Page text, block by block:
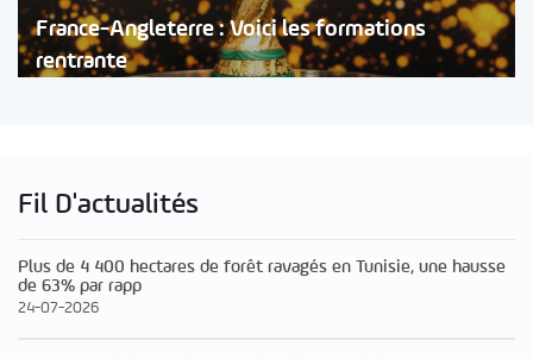
France-Angleterre : Voici les formations
rentrante
Fil D'actualités
Plus de 4 400 hectares de forêt ravagés en Tunisie, une hausse
de 63% par rapp
24-07-2026